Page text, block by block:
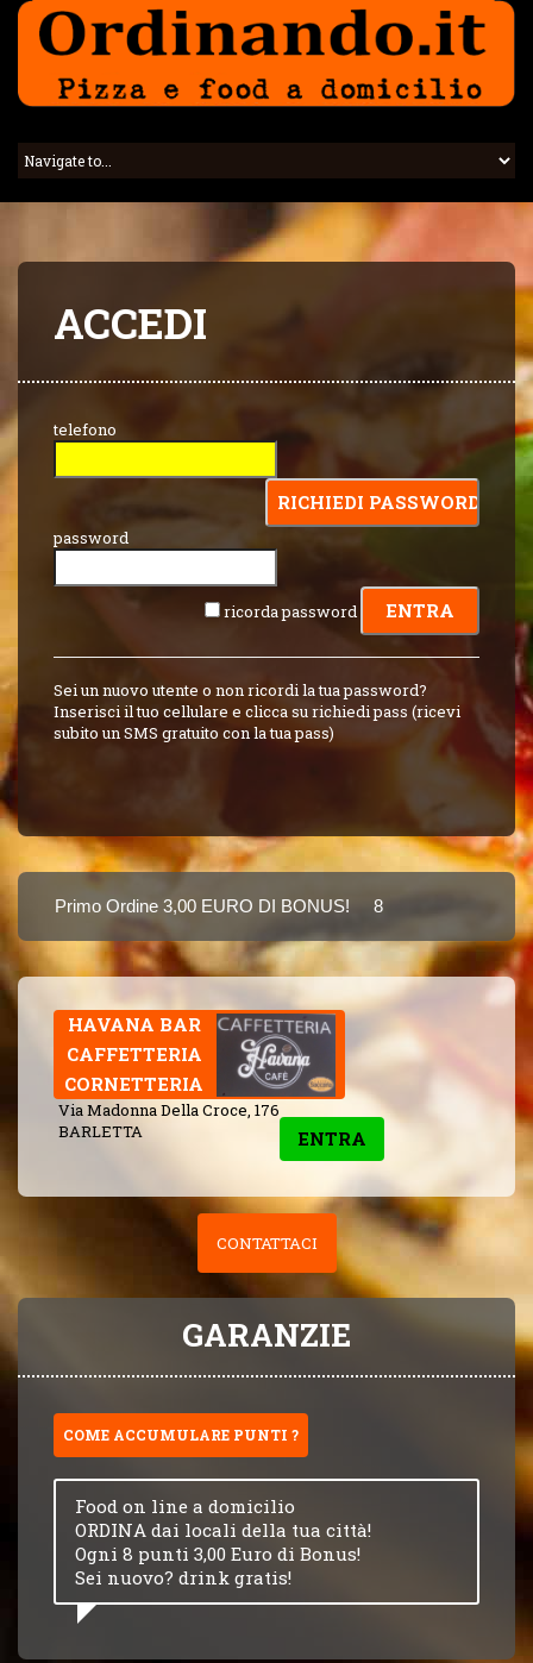
ACCEDI
telefono
password
ricorda password
Sei un nuovo utente o non ricordi la tua password?
Inserisci il tuo cellulare e clicca su richiedi pass (ricevi
subito un SMS gratuito con la tua pass)
Primo Ordine 3,00 EURO DI BONUS!
8 PUNTI 3,00 EURO
HAVANA BAR
CAFFETTERIA
CORNETTERIA
Via Madonna Della Croce, 176
BARLETTA
ENTRA
CONTATTACI
GARANZIE
COME ACCUMULARE PUNTI ?
Food on line a domicilio
ORDINA dai locali della tua città!
Ogni 8 punti 3,00 Euro di Bonus!
Sei nuovo? drink gratis!